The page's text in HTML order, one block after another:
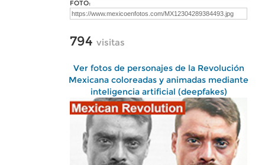
FOTO:
794 visitas
Ver fotos de personajes de la Revolución
Mexicana coloreadas y animadas mediante
inteligencia artificial (deepfakes)